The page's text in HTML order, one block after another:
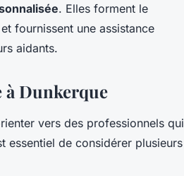
. Elles forment le
fournissent une assistance
aidants.
Dunkerque
vers des professionnels qui
essentiel de considérer plusieurs